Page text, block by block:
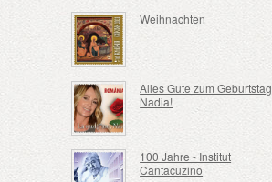
Weihnachten
Alles Gute zum Geburtstag
Nadia!
100 Jahre - Institut
Cantacuzino